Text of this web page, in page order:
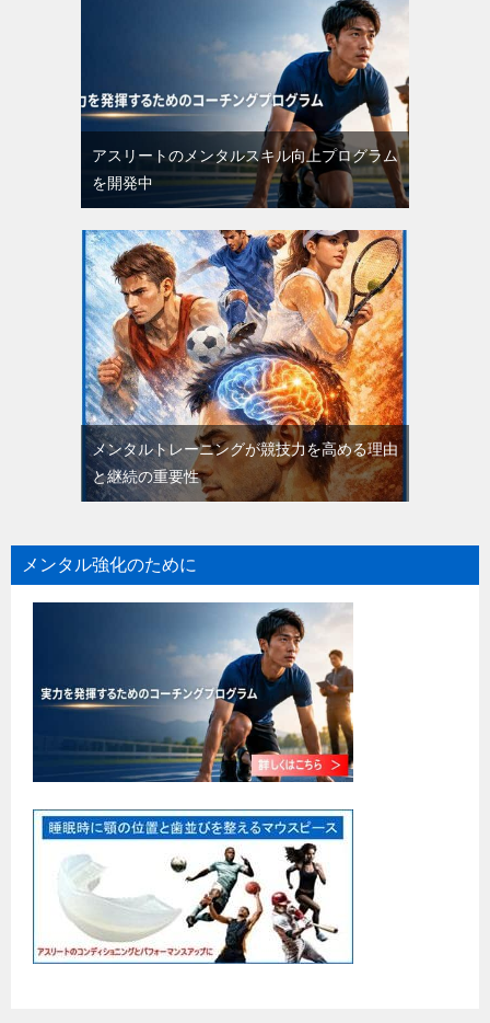
アスリートのメンタルスキル向上プログラム
を開発中
メンタルトレーニングが競技力を高める理由
と継続の重要性
メンタル強化のために